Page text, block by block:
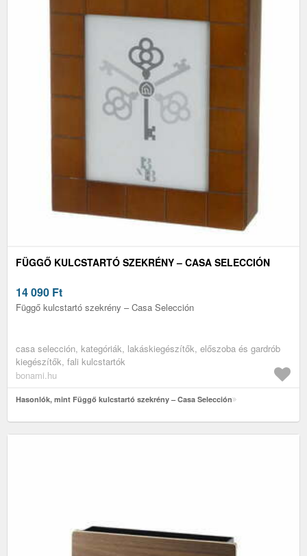
FÜGGŐ KULCSTARTÓ SZEKRÉNY – CASA SELECCIÓN
14 090 Ft
Függő kulcstartó szekrény – Casa Selección
casa selección, kategóriák, lakáskiegészítők, előszoba és gardrób
kiegészítők, fali kulcstartók
bonami.hu
Hasonlók, mint Függő kulcstartó szekrény – Casa Selección